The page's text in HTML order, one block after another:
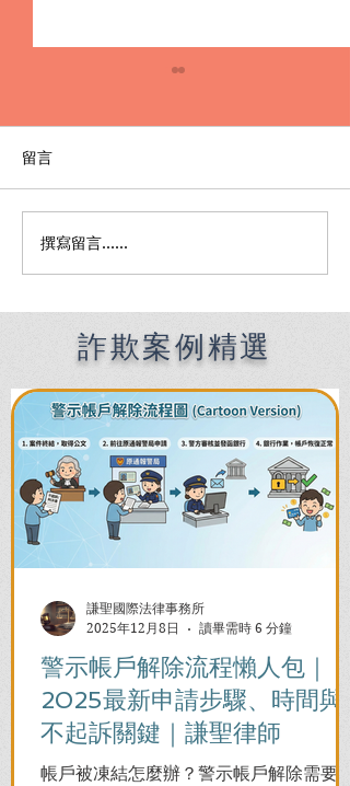
Premier English
Speaking Criminal
Filipinos in Taiwan:
Chien Sheng
International Law Firm
留言
撰寫留言......
詐欺案例精選
警示帳戶解除流程懶人包｜
2025最新申請步驟、時間與
不起訴關鍵｜謙聖律師
帳戶被凍結怎麼辦？警示帳戶解除需要多
謙聖國際法律事務所
2025年12月8日
讀畢需時 6 分鐘